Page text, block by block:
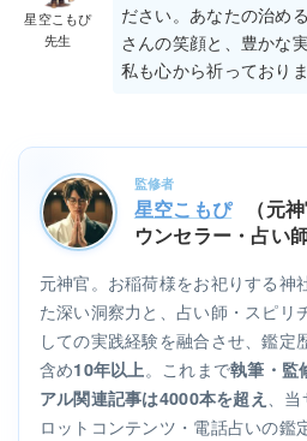
星空こもぴ
先生
ださい。あなたの治め
さんの笑顔と、豊かな
私も心から祈っておりま
監修者
星空こもぴ
（元
ウンセラー・占い師
元神官。お稲荷様をお祀りする神
た深い洞察力と、占い師・スピリ
しての実践経験を融合させ、鑑定
含め10年以上。これまで執筆・監
アル関連記事は4000本を超え
、
ロットコンテンツ・電話占いの鑑